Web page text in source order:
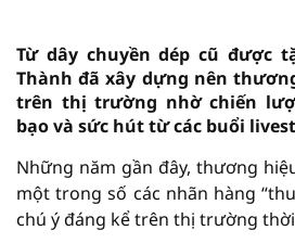
Từ dây chuyền dép cũ được
Thành đã xây dựng nên
trên thị trường nhờ chiến
bạo và sức hút từ các buổi
Những năm gần đây, thương
một trong số các nhãn hàng
chú ý đáng kể trên thị trường